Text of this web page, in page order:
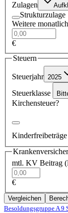
Zulagen
Strukturzulage
Weitere
€
Steuern
Steuerjahr 2025
Steuerklasse
Kirchensteuer?
Kinderfreibeträge
mtl. KV Beitrag
€
Vergleichen
Besoldungsgruppe A 9